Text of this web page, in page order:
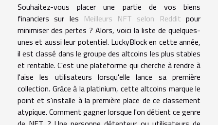
Souhaitez-vous placer une partie de vos biens
financiers sur les Meilleurs NFT selon Reddit pour
minimiser des pertes ? Alors, voici la liste de quelques-
unes et aussi leur potentiel. LuckyBlock en cette année,
il est classé dans le groupe des altcoins les plus stables
et rentable. C'est une plateforme qui cherche à rendre à
l'aise les utilisateurs lorsqu'elle lance sa première
collection. Grâce à la platinium, cette altcoins marque le
point et s'installe à la première place de ce classement
atypique. Comment gagner lorsque l'on détient ce genre